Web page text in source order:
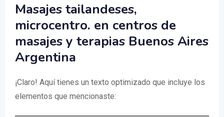
Masajes tailandeses,
microcentro. en centros de
masajes y terapias Buenos Aires
Argentina
¡Claro! Aquí tienes un texto optimizado que incluye los
elementos que mencionaste: